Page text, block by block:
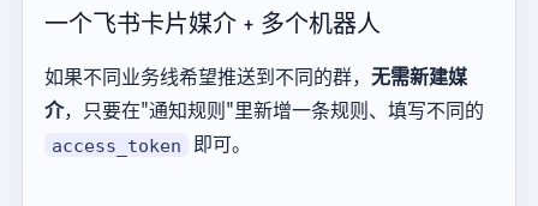
一个飞书卡片媒介 + 多个机器人
如果不同业务线希望推送到不同的群， 无需新建媒
介，只要在"通知规则"里新增一条规则、填写不同的
access_token 即可。